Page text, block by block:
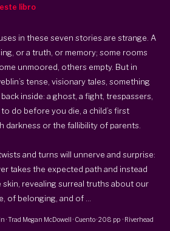
libro
in these seven stories are strange. A
or a truth, or memory; some rooms
unmoored, others empty. But in
tense, visionary tales, something
inside: a ghost, a fight, trespassers,
do before you die, a child’s first
darkness or the fallibility of parents.
and turns will unnerve and surprise:
takes the expected path and instead
skin, revealing surreal truths about our
of belonging, and of ...
· Trad Megan McDowell · Cuento·208 pp · Riverhead